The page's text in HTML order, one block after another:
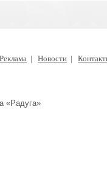
«Радуга»
Реклама | Новости |